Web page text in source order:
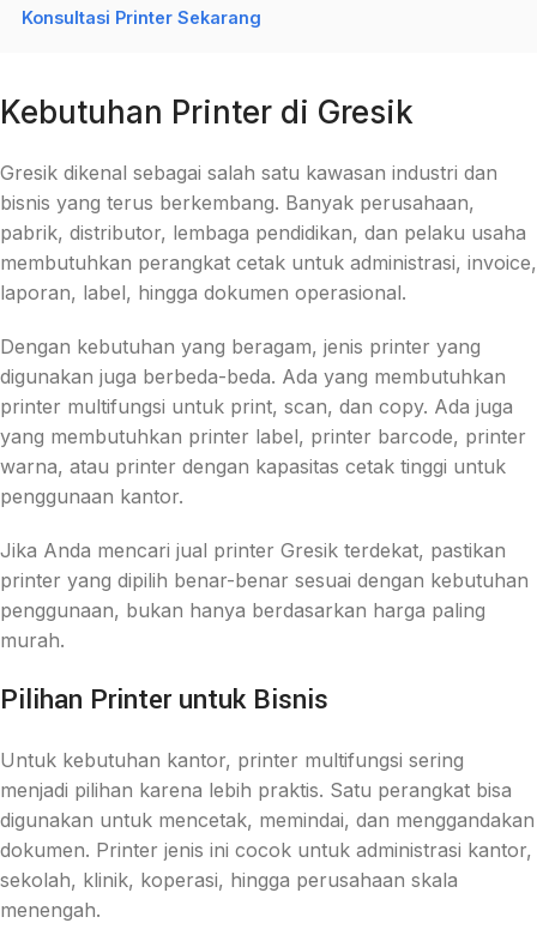
Konsultasi Printer Sekarang
Kebutuhan Printer di Gresik
Gresik dikenal sebagai salah satu kawasan industri dan
bisnis yang terus berkembang. Banyak perusahaan,
pabrik, distributor, lembaga pendidikan, dan pelaku usaha
membutuhkan perangkat cetak untuk administrasi, invoice,
laporan, label, hingga dokumen operasional.
Dengan kebutuhan yang beragam, jenis printer yang
digunakan juga berbeda-beda. Ada yang membutuhkan
printer multifungsi untuk print, scan, dan copy. Ada juga
yang membutuhkan printer label, printer barcode, printer
warna, atau printer dengan kapasitas cetak tinggi untuk
penggunaan kantor.
Jika Anda mencari jual printer Gresik terdekat, pastikan
printer yang dipilih benar-benar sesuai dengan kebutuhan
penggunaan, bukan hanya berdasarkan harga paling
murah.
Pilihan Printer untuk Bisnis
Untuk kebutuhan kantor, printer multifungsi sering
menjadi pilihan karena lebih praktis. Satu perangkat bisa
digunakan untuk mencetak, memindai, dan menggandakan
dokumen. Printer jenis ini cocok untuk administrasi kantor,
sekolah, klinik, koperasi, hingga perusahaan skala
menengah.